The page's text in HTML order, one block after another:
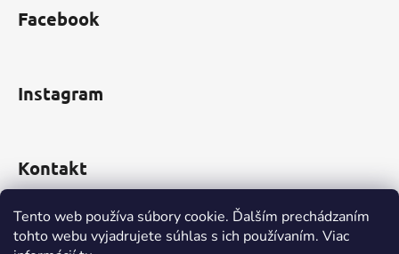
Tento web používa súbory cookie. Ďalším prechádzaním
tohto webu vyjadrujete súhlas s ich používaním. Viac
Facebook
Instagram
Kontakt
obchod@incomp.sk